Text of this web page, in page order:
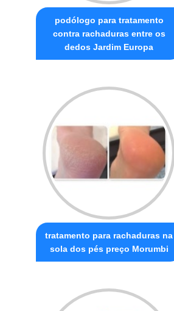
podólogo para tratamento
contra rachaduras entre os
dedos Jardim Europa
tratamento para rachaduras na
sola dos pés preço Morumbi